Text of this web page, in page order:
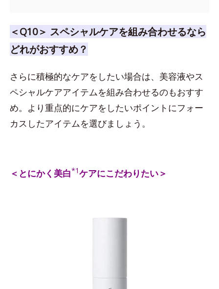
＜Q10＞ スペシャルケアを組み合わせるなら
どれがおすすめ？
さらに積極的なケアをしたい場合は、美容液やス
ペシャルケアアイテムを組み合わせるのもおすす
め。より重点的にケアをしたいポイントにフォー
カスしたアイテムを選びましょう。
＜とにかく美白*1ケアにこだわりたい＞